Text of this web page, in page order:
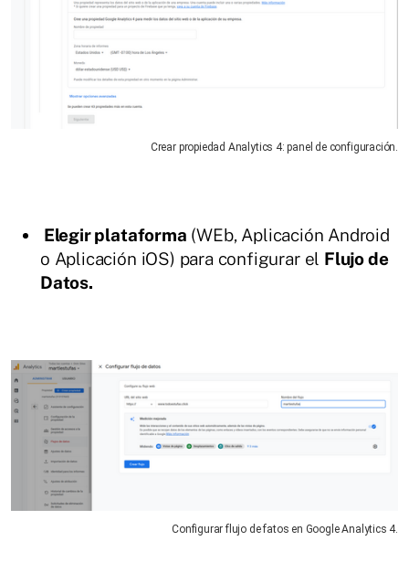
Crear propiedad Analytics 4: panel de configuración.
Elegir plataforma (WEb, Aplicación Android
o Aplicación iOS) para configurar el Flujo de
Datos.
Configurar flujo de fatos en Google Analytics 4.